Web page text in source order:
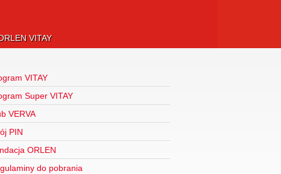
VITAY
VITAY
Super VITAY
VERVA
PIN
ORLEN
do pobrania